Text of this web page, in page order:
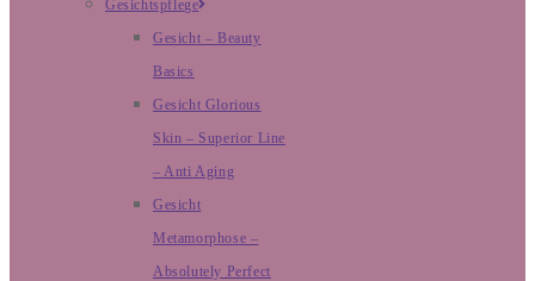
Gesichtspflege
Gesicht – Beauty
Basics
Gesicht Glorious
Skin – Superior Line
– Anti Aging
Gesicht
Metamorphose –
Absolutely Perfect